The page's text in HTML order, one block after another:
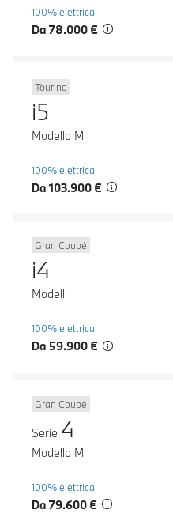
100% elettrica
Da 78.000 €
Touring
i5
Modello M
100% elettrica
Da 103.900 €
Gran Coupé
i4
Modelli
100% elettrica
Da 59.900 €
Gran Coupé
Serie 4
Modello M
100% elettrica
Da 79.600 €